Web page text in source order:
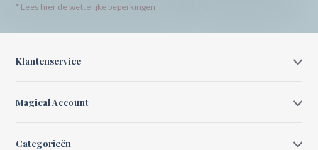
* Lees hier de wettelijke beperkingen
Klantenservice
Magical Account
Categorieën